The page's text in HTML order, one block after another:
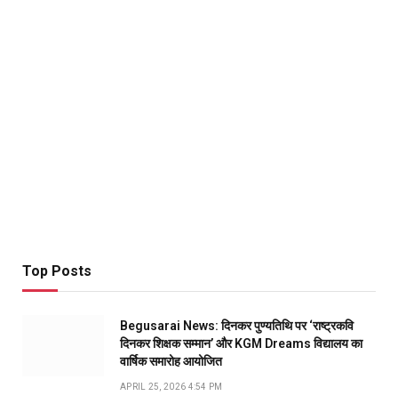
Top Posts
Begusarai News: दिनकर पुण्यतिथि पर ‘राष्ट्रकवि
दिनकर शिक्षक सम्मान’ और KGM Dreams विद्यालय का
वार्षिक समारोह आयोजित
APRIL 25, 2026 4:54 PM